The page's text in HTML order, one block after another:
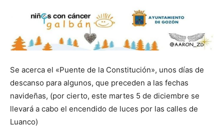
Se acerca el «Puente de la Constitución», unos días de
descanso para algunos, que preceden a las fechas
navideñas, (por cierto, este martes 5 de diciembre se
llevará a cabo el encendido de luces por las calles de
Luanco)